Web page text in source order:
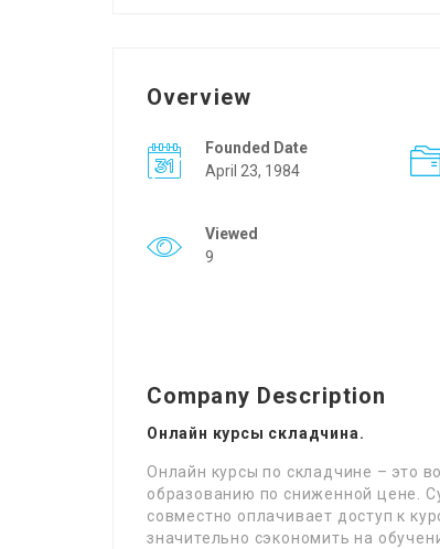
Overview
Founded Date
April 23, 1984
Viewed
9
Company Description
Онлайн курсы складчина.
Онлайн курсы по складчине – это
образованию по сниженной цене.
совместно оплачивает доступ к
значительно сэкономить на